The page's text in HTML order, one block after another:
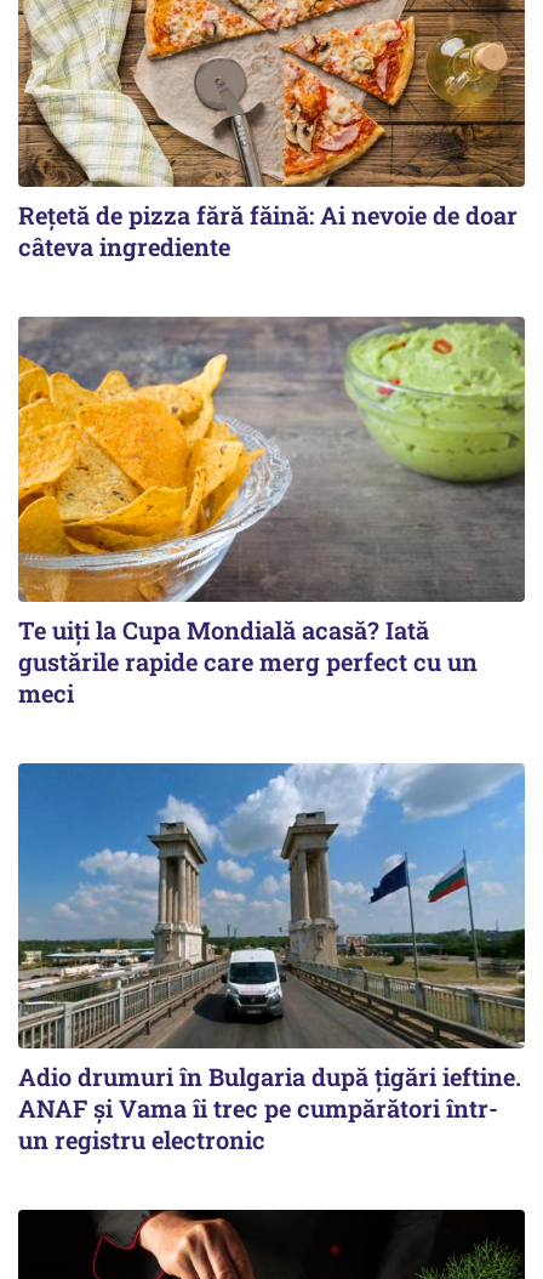
Rețetă de pizza fără făină: Ai nevoie de doar
câteva ingrediente
Te uiți la Cupa Mondială acasă? Iată
gustările rapide care merg perfect cu un
meci
Adio drumuri în Bulgaria după țigări ieftine.
ANAF și Vama îi trec pe cumpărători într-
un registru electronic